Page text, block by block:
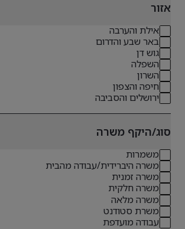
אזור
אילת והערבה
באר שבע והדרום
גוש דן
השפלה
השרון
חיפה והצפון
ירושלים והסביבה
סוג/היקף משרה
משמרות
משרה היברידית/עבודה מהבית
משרה זמנית
משרה חלקית
משרה מלאה
משרת סטודנט
עבודה מועדפת